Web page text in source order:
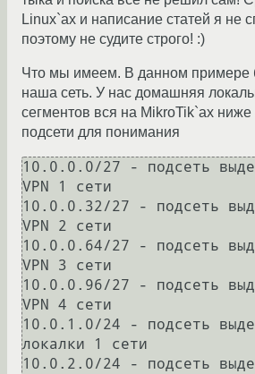
Linux`ах и написание статей я не
поэтому не судите строго! :)
Что мы имеем. В данном примере
наша сеть. У нас домашняя
сегментов вся на MikroTik`ах
подсети для понимания
10.0.0.0/27 - подсеть
VPN 1 сети
10.0.0.32/27 - подсеть
VPN 2 сети
10.0.0.64/27 - подсеть
VPN 3 сети
10.0.0.96/27 - подсеть
VPN 4 сети
10.0.1.0/24 - подсеть
локалки 1 сети
10.0.2.0/24 - подсеть